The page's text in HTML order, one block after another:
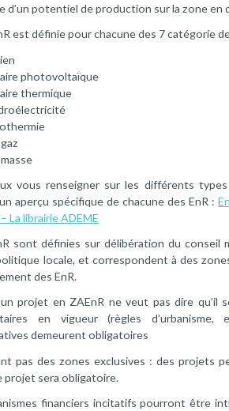
d’un potentiel de production sur la zone en
est définie pour chacune des 7 catégorie
photovoltaïque
thermique
vous renseigner sur les différents types
aperçu spécifique de chacune des EnR :
La librairie ADEME
sont définies sur délibération du
locale, et correspondent à des
des EnR.
projet en ZAEnR ne veut pas dire qu’il
en vigueur (règles
demeurent obligatoires
pas des zones exclusives : des projets
projet sera obligatoire.
financiers incitatifs pourront être